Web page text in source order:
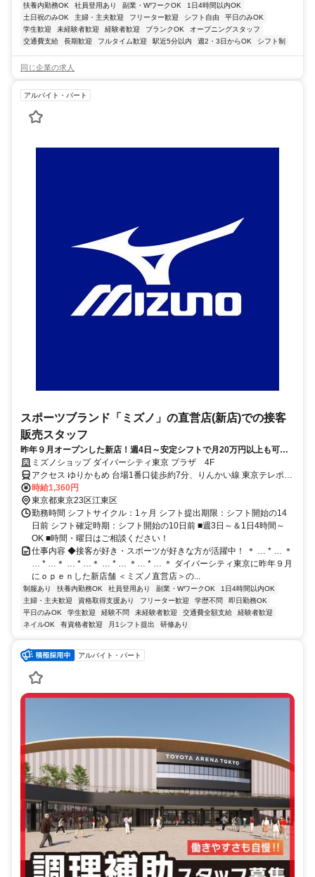
扶養内勤務OK 社員登用あり 副業・WワークOK
1日4時間以内OK
土日祝のみOK
主婦・主夫歓迎 フリーター歓迎 シフト自由
平日のみOK
学生歓迎
未経験者歓迎 経験者歓迎 ブランクOK
オープニングスタッフ
交通費支給
長期歓迎 フルタイム歓迎 駅近5分以内 週2・3日からOK シフト制
同じ企業の求人
アルバイト・パート
スポーツブランド「ミズノ」の直営店(新店)での接客
販売スタッフ
昨年９月オープンした新店！週4日～安定シフトで月20万円以上も可能
◎正社員登用制度あり
ミズノショップ ダイバーシティ東京 プラザ 4F
アクセス ゆりかもめ 台場1番口徒歩約7分、りんかい線 東京テレポー
トA口徒歩約7分、ゆりかもめ 青海（東京都）1番口徒歩約8分
時給1,360円
東京都東京23区江東区
勤務時間 シフトサイクル：1ヶ月 シフト提出期限：シフト開始の14
日前 シフト確定時期：シフト開始の10日前 ■週3日～＆1日4時間～
OK ■時間・曜日はご相談ください！
仕事内容 ◆接客が好き・スポーツが好きな方が活躍中！ ＊ … * … ＊
… * …＊ … * …＊ … * … ＊… * … ＊ ダイバーシティ東京に昨年９月
にｏｐｅｎした新店舗 ＜ミズノ直営店＞の...
制服あり 扶養内勤務OK 社員登用あり 副業・WワークOK
1日4時間以内OK
主婦・主夫歓迎
資格取得支援あり フリーター歓迎 学歴不問
即日勤務OK
平日のみOK
学生歓迎 経験不問 未経験者歓迎 交通費全額支給
経験者歓迎
ネイルOK
有資格者歓迎 月1シフト提出 研修あり
アルバイト・パート